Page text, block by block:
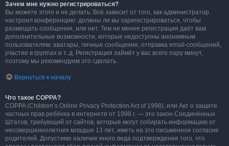
Зачем мне нужно регистрироваться?
Вы можете этого и не делать. Всё зависит от того, как администратор
настроил конференцию: должны ли вы зарегистрироваться, чтобы
размещать сообщения, или нет. Тем не менее регистрация даёт вам
дополнительные возможности, которые недоступны анонимным
пользователям: аватары, личные сообщения, отправка email-сообщений,
участие в группах и т. д. Регистрация займёт у вас всего пару минут,
поэтому мы рекомендуем это сделать.
Вернуться к началу
Что такое COPPA?
COPPA (Children’s Online Privacy Protection Act of 1998), или Акт о защите
частных прав ребёнка в интернете от 1998 г. — это закон Соединённых
Штатов, требующий от сайтов, которые могут собирать информацию от
несовершеннолетних младше 13 лет, иметь на это письменное согласие
родителей. Допустимо наличие иного вида подтверждения того, что